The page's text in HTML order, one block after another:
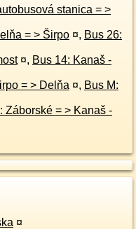
stanica = >
Bus 35: Delňa = > Širpo ¤, Bus 26:
most ¤, Bus 14: Kanaš -
Bus 33: Širpo = > Delňa ¤, Bus M:
= > Kanaš -
¤